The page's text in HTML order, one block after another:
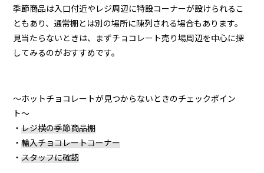
季節商品は入口付近やレジ周辺に特設コーナーが設けられるこ
ともあり、通常棚とは別の場所に陳列される場合もあります。
見当たらないときは、まずチョコレート売り場周辺を中心に探
してみるのがおすすめです。
〜ホットチョコレートが見つからないときのチェックポイン
ト〜
・レジ横の季節商品棚
・輸入チョコレートコーナー
・スタッフに確認